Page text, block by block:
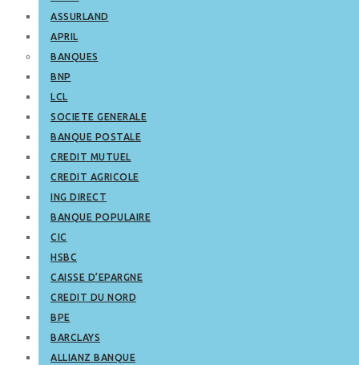
ASSURLAND
APRIL
BANQUES
BNP
LCL
SOCIETE GENERALE
BANQUE POSTALE
CREDIT MUTUEL
CREDIT AGRICOLE
ING DIRECT
BANQUE POPULAIRE
CIC
HSBC
CAISSE D’EPARGNE
CREDIT DU NORD
BPE
BARCLAYS
ALLIANZ BANQUE